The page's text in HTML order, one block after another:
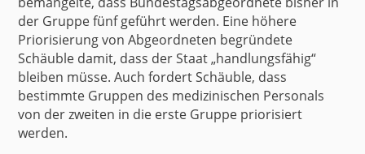
der Gruppe fünf geführt werden. Eine höhere
Priorisierung von Abgeordneten begründete
Schäuble damit, dass der Staat „handlungsfähig“
bleiben müsse. Auch fordert Schäuble, dass
bestimmte Gruppen des medizinischen Personals
von der zweiten in die erste Gruppe priorisiert
werden.